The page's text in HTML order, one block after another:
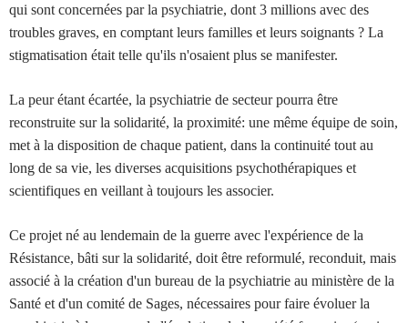
qui sont concernées par la psychiatrie, dont 3 millions avec des
troubles graves, en comptant leurs familles et leurs soignants ? La
stigmatisation était telle qu'ils n'osaient plus se manifester.
La peur étant écartée, la psychiatrie de secteur pourra être
reconstruite sur la solidarité, la proximité: une même équipe de soin,
met à la disposition de chaque patient, dans la continuité tout au
long de sa vie, les diverses acquisitions psychothérapiques et
scientifiques en veillant à toujours les associer.
Ce projet né au lendemain de la guerre avec l'expérience de la
Résistance, bâti sur la solidarité, doit être reformulé, reconduit, mais
associé à la création d'un bureau de la psychiatrie au ministère de la
Santé et d'un comité de Sages, nécessaires pour faire évoluer la